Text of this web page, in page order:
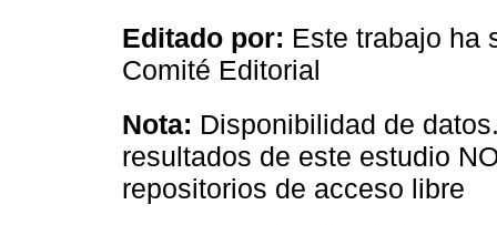
Editado por: Este trabajo ha
Comité Editorial
Nota: Disponibilidad de
resultados de este estudio
repositorios de acceso libre